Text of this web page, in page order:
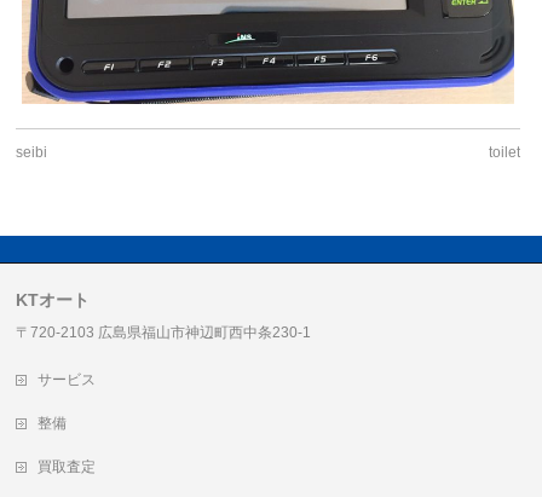
seibi toilet
KTオート
〒720-2103 広島県福山市神辺町西中条230-1
サービス
整備
買取査定